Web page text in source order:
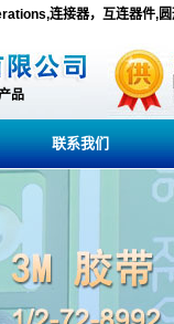
连接器，互连器件,圆
品
联系我们